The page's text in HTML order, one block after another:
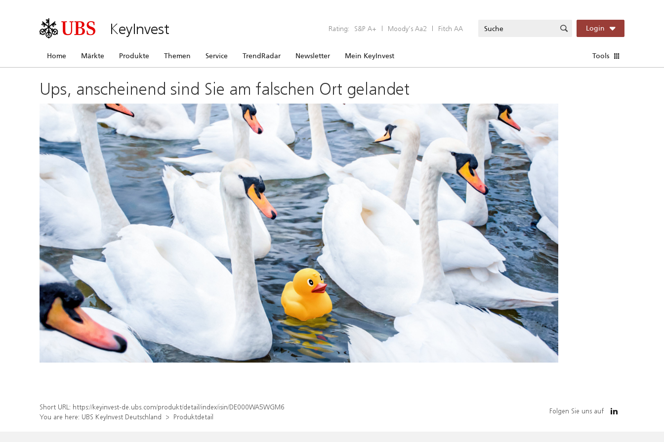
KeyInvest Rating: S&P A+ | Moody’s Aa2 | Fitch AA Login
Home Märkte Produkte Themen Service TrendRadar Newsletter Mein KeyInvest Tools
Ups, anscheinend sind Sie am falschen Ort gelandet
Short URL: https://keyinvest-de.ubs.com/produkt/detail/index/isin/DE000WA5WGM6
You are here: UBS KeyInvest Deutschland Produktdetail
Folgen Sie uns auf